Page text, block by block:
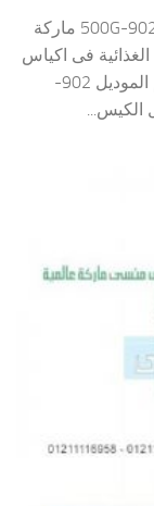
مكينة تعبئة اللمواد الغذائية فى اكياس موديل 902-500G ماركة
فى اكياس
موديل 902-500G ماركة مهندس منسي اسم الموديل 902-